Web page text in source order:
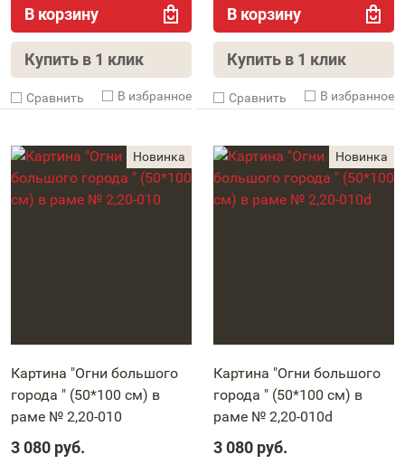
В корзину
Купить в 1 клик
Cравнить В избранное
В корзину
Купить в 1 клик
Cравнить В избранное
Картина "Огни большого
города " (50*100 см) в
раме № 2,20-010
3 080 руб.
Картина "Огни большого
города " (50*100 см) в
раме № 2,20-010d
3 080 руб.